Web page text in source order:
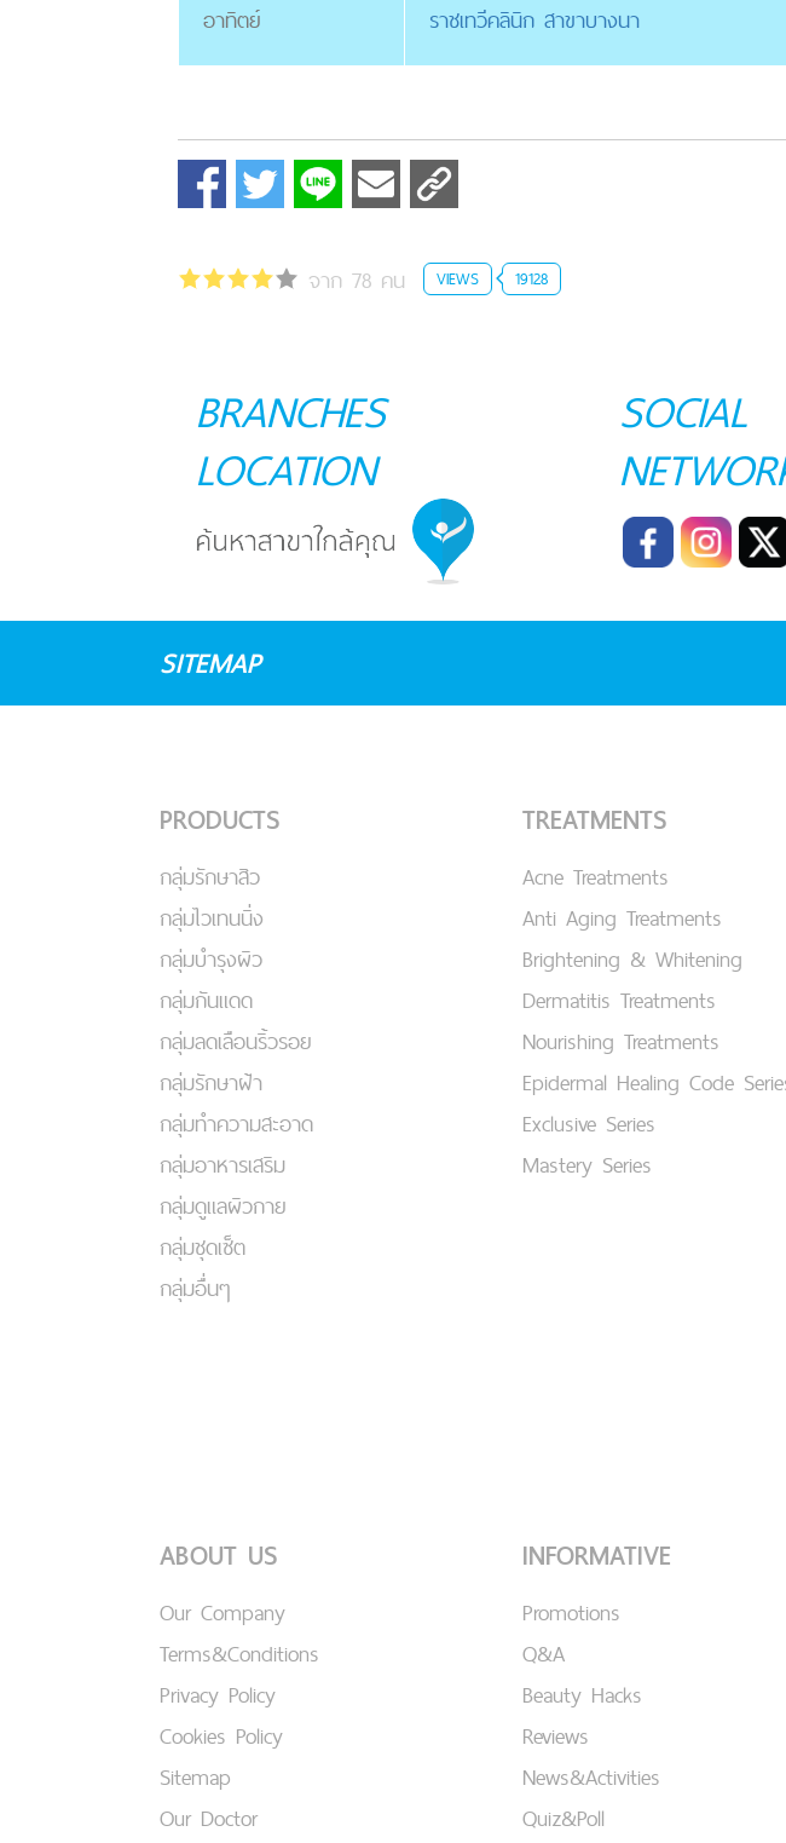
อาทิตย์ ราชเทวีคลินิก สาขาบางนา
จาก 78 คน VIEWS 19128
BRANCHES
LOCATION
SOCIAL
SITEMAP
PRODUCTS
กลุ่มรักษาสิว
กลุ่มไวเทนนิ่ง
กลุ่มบำรุงผิว
กลุ่มกันแดด
กลุ่มลดเลือนริ้วรอย
กลุ่มรักษาฝ้า
กลุ่มทำความสะอาด
กลุ่มอาหารเสริม
กลุ่มดูแลผิวกาย
กลุ่มชุดเซ็ต
กลุ่มอื่นๆ
TREATMENTS
Acne Treatments
Anti Aging Treatments
Brightening & Whitening
Dermatitis Treatments
Nourishing Treatments
Epidermal Healing Code
Exclusive Series
Mastery Series
ABOUT US
Our Company
Terms&Conditions
Privacy Policy
Cookies Policy
Sitemap
Our Doctor
INFORMATIVE
Promotions
Q&A
Beauty Hacks
Reviews
News&Activities
Quiz&Poll